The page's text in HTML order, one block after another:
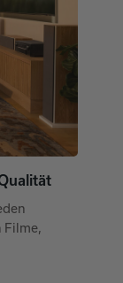
Filme,